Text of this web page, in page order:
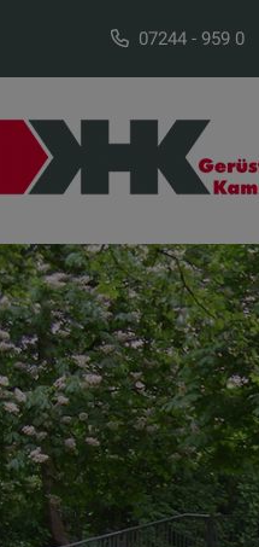
07244 - 959 0